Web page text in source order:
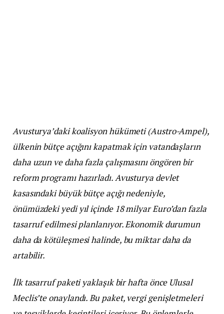
Avusturya’daki koalisyon hükümeti (Austro-Ampel),
ülkenin bütçe açığını kapatmak için vatandaşların
daha uzun ve daha fazla çalışmasını öngören bir
reform programı hazırladı. Avusturya devlet
kasasındaki büyük bütçe açığı nedeniyle,
önümüzdeki yedi yıl içinde 18 milyar Euro’dan fazla
tasarruf edilmesi planlanıyor. Ekonomik durumun
daha da kötüleşmesi halinde, bu miktar daha da
artabilir.
İlk tasarruf paketi yaklaşık bir hafta önce Ulusal
Meclis’te onaylandı. Bu paket, vergi genişletmeleri